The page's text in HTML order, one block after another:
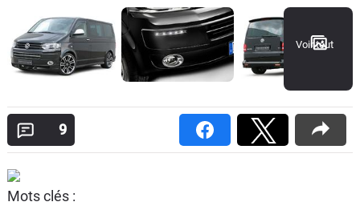
Voir tout
9
Mots clés :